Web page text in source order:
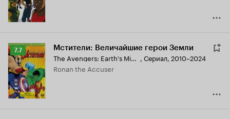
Рейтинг
Кинопоиска
7.7
7.7 Мстители: Величайшие герои Земли
The Avengers: Earth's Mightiest Heroes , Сериал, 2010–2024
Ronan the Accuser